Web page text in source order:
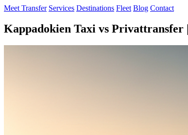
Meet Transfer Services Destinations Fleet Blog Contact
Kappadokien Taxi vs Privattransfer